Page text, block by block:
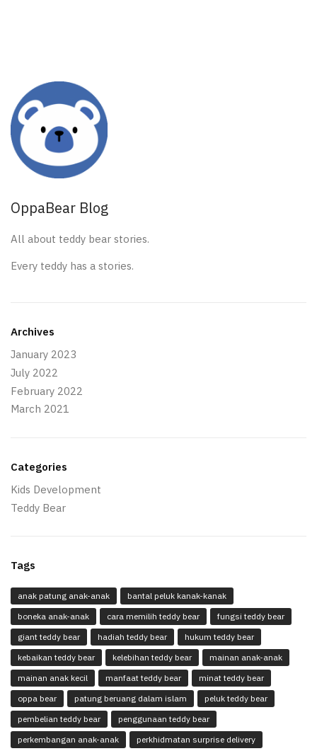
OppaBear Blog
All about teddy bear stories.
Every teddy has a stories.
Archives
January 2023
July 2022
February 2022
March 2021
Categories
Kids Development
Teddy Bear
Tags
anak patung anak-anak
bantal peluk kanak-kanak
boneka anak-anak
cara memilih teddy bear
fungsi teddy bear
giant teddy bear
hadiah teddy bear
hukum teddy bear
kebaikan teddy bear
kelebihan teddy bear
mainan anak-anak
mainan anak kecil
manfaat teddy bear
minat teddy bear
oppa bear
patung beruang dalam islam
peluk teddy bear
pembelian teddy bear
penggunaan teddy bear
perkembangan anak-anak
perkhidmatan surprise delivery